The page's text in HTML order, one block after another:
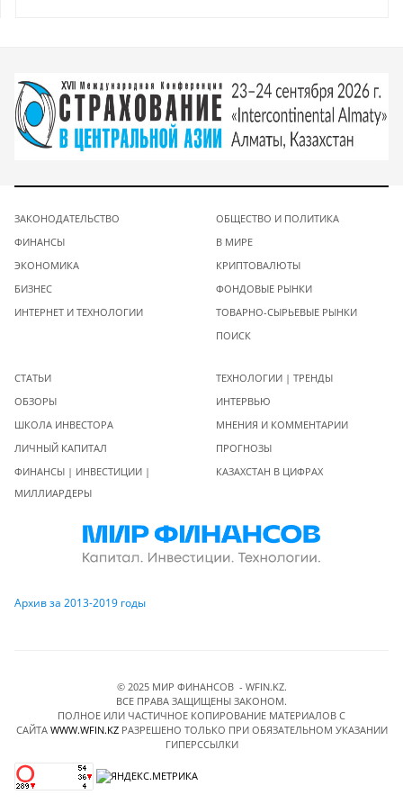
ЗАКОНОДАТЕЛЬСТВО
ФИНАНСЫ
ЭКОНОМИКА
БИЗНЕС
ИНТЕРНЕТ И ТЕХНОЛОГИИ
ОБЩЕСТВО И ПОЛИТИКА
В МИРЕ
КРИПТОВАЛЮТЫ
ФОНДОВЫЕ РЫНКИ
ТОВАРНО-СЫРЬЕВЫЕ РЫНКИ
ПОИСК
СТАТЬИ
ОБЗОРЫ
ШКОЛА ИНВЕСТОРА
ЛИЧНЫЙ КАПИТАЛ
ФИНАНСЫ | ИНВЕСТИЦИИ |
МИЛЛИАРДЕРЫ
ТЕХНОЛОГИИ | ТРЕНДЫ
ИНТЕРВЬЮ
МНЕНИЯ И КОММЕНТАРИИ
ПРОГНОЗЫ
КАЗАХСТАН В ЦИФРАХ
Архив за 2013-2019 годы
© 2025 МИР ФИНАНСОВ - WFIN.KZ.
ВСЕ ПРАВА ЗАЩИЩЕНЫ ЗАКОНОМ.
ПОЛНОЕ ИЛИ ЧАСТИЧНОЕ КОПИРОВАНИЕ МАТЕРИАЛОВ C
САЙТА WWW.WFIN.KZРАЗРЕШЕНО ТОЛЬКО ПРИ ОБЯЗАТЕЛЬНОМ УКАЗАНИИ
ГИПЕРССЫЛКИ